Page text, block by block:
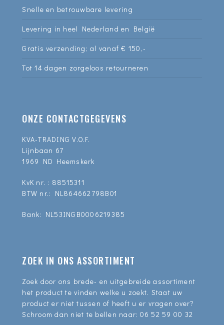
Snelle en betrouwbare levering
Levering in heel Nederland en België
Gratis verzending; al vanaf € 150,-
Tot 14 dagen zorgeloos retourneren
ONZE CONTACTGEGEVENS
KVA-TRADING V.O.F.
Lijnbaan 67
1969 ND Heemskerk
KvK nr. : 88515311
BTW nr.: NL864662798B01
Bank: NL53INGB0006219385
ZOEK IN ONS ASSORTIMENT
Zoek door ons brede- en uitgebreide assortiment
het product te vinden welke u zoekt. Staat uw
product er niet tussen of heeft u er vragen over?
Schroom dan niet te bellen naar: 06 52 59 00 32